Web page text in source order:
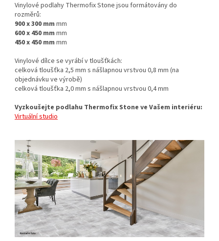
Vinylové podlahy Thermofix Stone jsou formátovány do
rozměrů:
900 x 300 mm mm
600 x 450 mm mm
450 x 450 mm mm
Vinylové dílce se vyrábí v tloušťkách:
celková tloušťka 2,5 mm s nášlapnou vrstvou 0,8 mm (na
objednávku ve výrobě)
celková tloušťka 2,0 mm s nášlapnou vrstvou 0,4 mm
Vyzkoušejte podlahu Thermofix Stone ve Vašem interiéru:
Virtuální studio